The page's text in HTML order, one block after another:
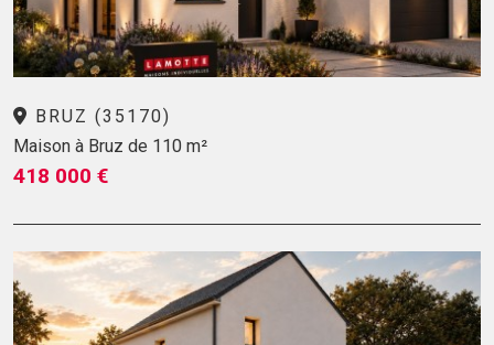
BRUZ (35170)
Maison à Bruz de 110 m²
418 000 €